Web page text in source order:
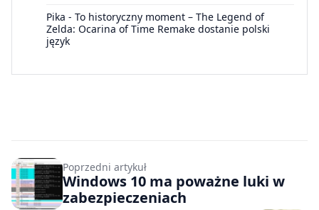
Pika - To historyczny moment – The Legend of
Zelda: Ocarina of Time Remake dostanie polski
język
Poprzedni artykuł
Windows 10 ma poważne luki w
zabezpieczeniach